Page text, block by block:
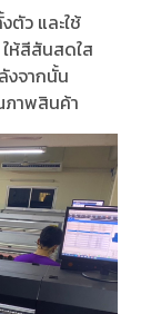
ตัว และใช้
ห้สีสันสดใส
งจากนั้น
าพสินค้า